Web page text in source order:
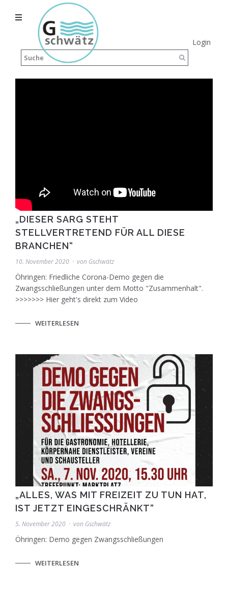
Login
„DIESER SARG STEHT
STELLVERTRETEND FÜR ALL DIESE
BRANCHEN“
10. November 2020 von Gschwätz
Öhringen: Friedliche Corona-Demo gegen die
Zwangsschließungen unter dem Motto "Zusammenhalt".
>>>>>>> Hier geht's direkt zum Video
WEITERLESEN
„ALLES, WAS MIT FREIZEIT ZU TUN HAT,
IST JETZT EINGESCHRÄNKT“
5. November 2020 von Gschwätz
Öhringen: Demo gegen Zwangsschließungen
WEITERLESEN